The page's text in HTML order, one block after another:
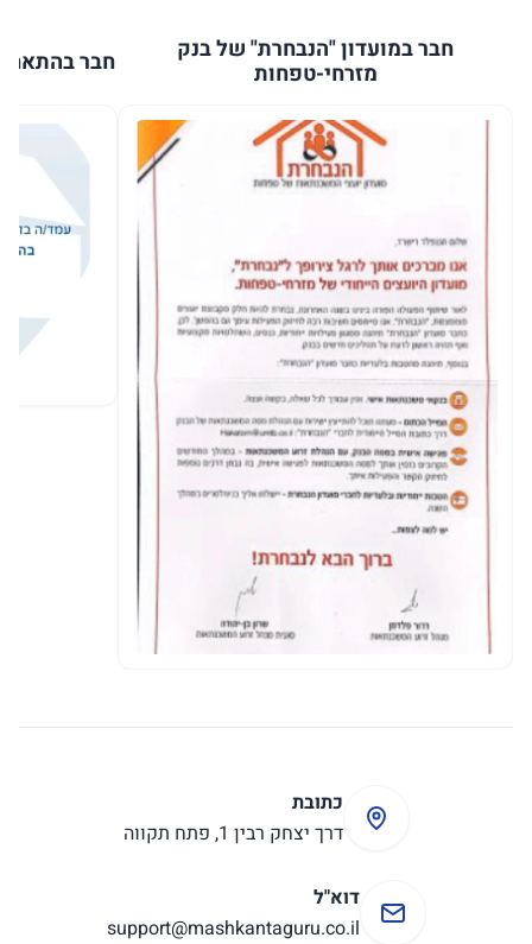
חבר במועדון "הנבחרת" של בנק
מזרחי-טפחות חבר
כתובת
דרך יצחק רבין 1, פתח תקווה
דוא"ל
support@mashkantaguru.co.il